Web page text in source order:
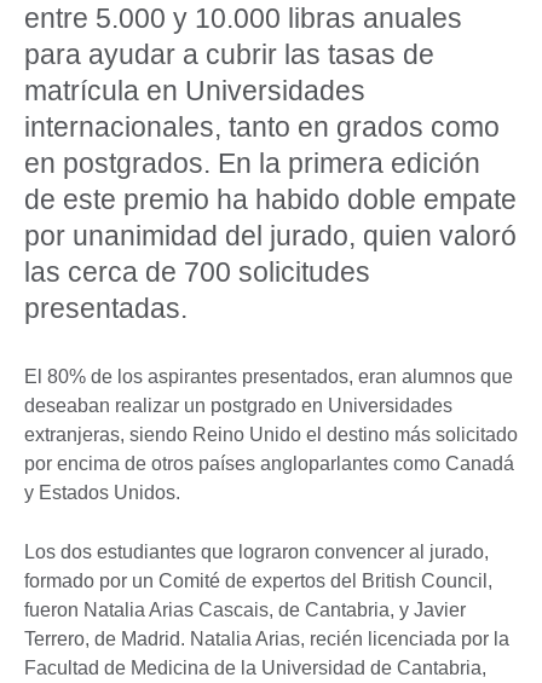
entre 5.000 y 10.000 libras anuales
para ayudar a cubrir las tasas de
matrícula en Universidades
internacionales, tanto en grados como
en postgrados. En la primera edición
de este premio ha habido doble empate
por unanimidad del jurado, quien valoró
las cerca de 700 solicitudes
presentadas.
El 80% de los aspirantes presentados, eran alumnos que
deseaban realizar un postgrado en Universidades
extranjeras, siendo Reino Unido el destino más solicitado
por encima de otros países angloparlantes como Canadá
y Estados Unidos.
Los dos estudiantes que lograron convencer al jurado,
formado por un Comité de expertos del British Council,
fueron Natalia Arias Cascais, de Cantabria, y Javier
Terrero, de Madrid. Natalia Arias, recién licenciada por la
Facultad de Medicina de la Universidad de Cantabria,